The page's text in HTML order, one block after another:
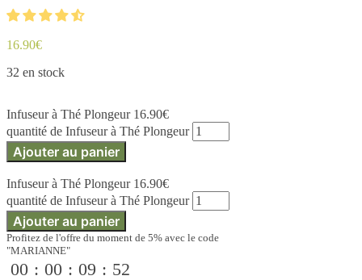
16.90€
32 en stock
Infuseur à Thé Plongeur 16.90€
quantité de Infuseur à Thé Plongeur
Ajouter au panier
Infuseur à Thé Plongeur 16.90€
quantité de Infuseur à Thé Plongeur
Ajouter au panier
Profitez de l'offre du moment de 5% avec le code
"MARIANNE"
00 : 00 : 09 : 52